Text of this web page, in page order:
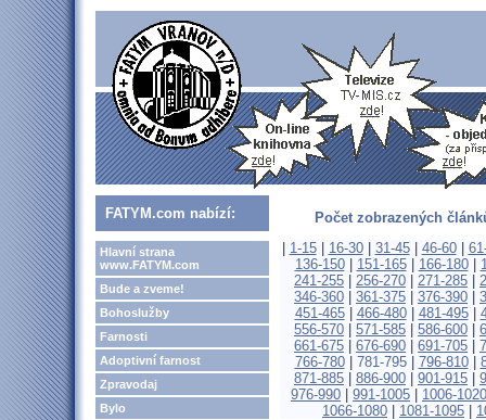
FATYM.com nabízí:
Hlavní strana
www.FATYM.com
Bude a zveme!
Bohoslužby
Farnosti
Adoptivní farnost
Zpravodaj
Bylo
Počet zobrazených
1-15| 16-30| 31-45| 46-60|
136-150| 151-165| 166-180|
241-255
256-270 271-285
346-360
361-375 376-390
451-465| 466-480| 481-495|
556-570
571-585 586-600
661-675
676-690 691-705
766-780| 781-795| 796-810|
871-885
886-900 901-915
976-990
991-1005
1006-1020
1066-1080
1081-1095